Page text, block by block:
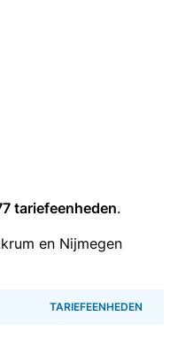
tariefeenheden.
en Nijmegen
TARIEFEENHEDEN